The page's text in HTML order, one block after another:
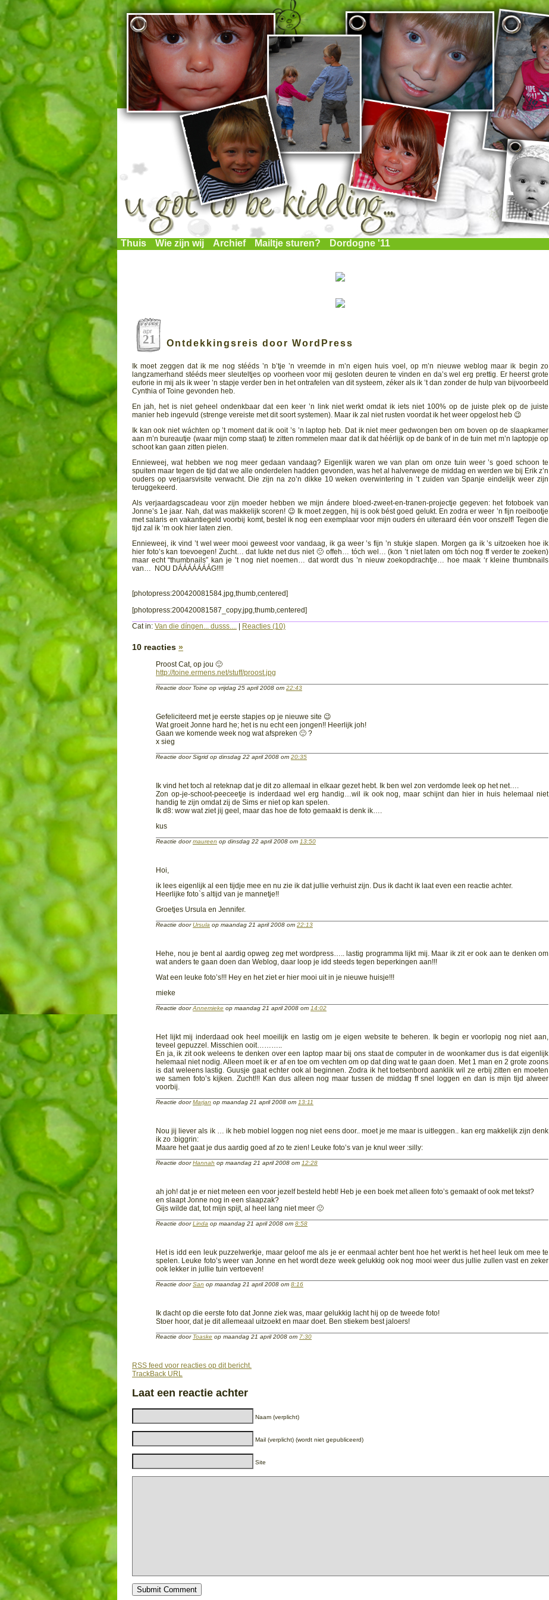
Thuis Wie zijn wij Archief Mailtje sturen? Dordogne '11
apr
21 Ontdekkingsreis door WordPress
Ik moet zeggen dat ik me nog stééds ’n b’tje ’n vreemde in m’n eigen huis voel, op m’n nieuwe weblog maar ik begin zo
langzamerhand stééds meer sleuteltjes op voorheen voor mij gesloten deuren te vinden en da’s wel erg prettig. Er heerst grote
euforie in mij als ik weer ’n stapje verder ben in het ontrafelen van dit systeem, zéker als ik ’t dan zonder de hulp van bijvoorbeeld
Cynthia of Toine gevonden heb.
En jah, het is niet geheel ondenkbaar dat een keer ’n link niet werkt omdat ik iets niet 100% op de juiste plek op de juiste
manier heb ingevuld (strenge vereiste met dit soort systemen). Maar ik zal niet rusten voordat ik het weer opgelost heb 😉
Ik kan ook niet wáchten op ’t moment dat ik ooit ’s ’n laptop heb. Dat ik niet meer gedwongen ben om boven op de slaapkamer
aan m’n bureautje (waar mijn comp staat) te zitten rommelen maar dat ik dat héérlijk op de bank of in de tuin met m’n laptopje op
schoot kan gaan zitten pielen.
Ennieweej, wat hebben we nog meer gedaan vandaag? Eigenlijk waren we van plan om onze tuin weer ’s goed schoon te
spuiten maar tegen de tijd dat we alle onderdelen hadden gevonden, was het al halverwege de middag en werden we bij Erik z’n
ouders op verjaarsvisite verwacht. Die zijn na zo’n dikke 10 weken overwintering in ’t zuiden van Spanje eindelijk weer zijn
teruggekeerd.
Als verjaardagscadeau voor zijn moeder hebben we mijn ándere bloed-zweet-en-tranen-projectje gegeven: het fotoboek van
Jonne’s 1e jaar. Nah, dat was makkelijk scoren! 😉 Ik moet zeggen, hij is ook bést goed gelukt. En zodra er weer ’n fijn roeibootje
met salaris en vakantiegeld voorbij komt, bestel ik nog een exemplaar voor mijn ouders én uiteraard één voor onszelf! Tegen die
tijd zal ik ‘m ook hier laten zien.
Ennieweej, ik vind ’t wel weer mooi geweest voor vandaag, ik ga weer ’s fijn ’n stukje slapen. Morgen ga ik ’s uitzoeken hoe ik
hier foto’s kan toevoegen! Zucht… dat lukte net dus niet 🙁 offeh… tóch wel… (kon ’t niet laten om tóch nog ff verder te zoeken)
maar echt “thumbnails” kan je ’t nog niet noemen… dat wordt dus ’n nieuw zoekopdrachtje… hoe maak ‘r kleine thumbnails
van… NOU DÁÁÁÁÁÁÁG!!!!
[photopress:200420081584.jpg,thumb,centered]
[photopress:200420081587_copy.jpg,thumb,centered]
Cat in: Van die díngen... dusss.... Reacties (10)
10 reacties »
Proost Cat, op jou 🙂
http://toine.ermens.net/stuff/proost.jpg
Reactie door Toine op vrijdag 25 april 2008 om 22:43
Gefeliciteerd met je eerste stapjes op je nieuwe site 😉
Wat groeit Jonne hard he; het is nu echt een jongen!! Heerlijk joh!
Gaan we komende week nog wat afspreken 🙂 ?
x sieg
Reactie door Sigrid op dinsdag 22 april 2008 om 20:35
Ik vind het toch al reteknap dat je dit zo allemaal in elkaar gezet hebt. Ik ben wel zon verdomde leek op het net….
Zon op-je-schoot-peeceetje is inderdaad wel erg handig…wil ik ook nog, maar schijnt dan hier in huis helemaal niet
handig te zijn omdat zij de Sims er niet op kan spelen.
Ik d8: wow wat ziet jij geel, maar das hoe de foto gemaakt is denk ik….
kus
Reactie doormaureen op dinsdag 22 april 2008 om 13:50
Hoi,
ik lees eigenlijk al een tijdje mee en nu zie ik dat jullie verhuist zijn. Dus ik dacht ik laat even een reactie achter.
Heerlijke foto`s altijd van je mannetje!!
Groetjes Ursula en Jennifer.
Reactie doorUrsula op maandag 21 april 2008 om 22:13
Hehe, nou je bent al aardig opweg zeg met wordpress….. lastig programma lijkt mij. Maar ik zit er ook aan te denken om
wat anders te gaan doen dan Weblog, daar loop je idd steeds tegen beperkingen aan!!!
Wat een leuke foto’s!!! Hey en het ziet er hier mooi uit in je nieuwe huisje!!!
mieke
Reactie doorAnnemieke op maandag 21 april 2008 om 14:02
Het lijkt mij inderdaad ook heel moeilijk en lastig om je eigen website te beheren. Ik begin er voorlopig nog niet aan,
teveel gepuzzel. Misschien ooit………..
En ja, ik zit ook weleens te denken over een laptop maar bij ons staat de computer in de woonkamer dus is dat eigenlijk
helemaal niet nodig. Alleen moet ik er af en toe om vechten om op dat ding wat te gaan doen. Met 1 man en 2 grote zoons
is dat weleens lastig. Guusje gaat echter ook al beginnen. Zodra ik het toetsenbord aanklik wil ze erbij zitten en moeten
we samen foto’s kijken. Zucht!!! Kan dus alleen nog maar tussen de middag ff snel loggen en dan is mijn tijd alweer
voorbij.
Reactie doorMarjan op maandag 21 april 2008 om 13:11
Nou jij liever als ik … ik heb mobiel loggen nog niet eens door.. moet je me maar is uitleggen.. kan erg makkelijk zijn denk
ik zo :biggrin:
Maare het gaat je dus aardig goed af zo te zien! Leuke foto’s van je knul weer :silly:
Reactie doorHannah op maandag 21 april 2008 om 12:28
ah joh! dat je er niet meteen een voor jezelf besteld hebt! Heb je een boek met alleen foto’s gemaakt of ook met tekst?
en slaapt Jonne nog in een slaapzak?
Gijs wilde dat, tot mijn spijt, al heel lang niet meer 🙁
Reactie doorLinda op maandag 21 april 2008 om 8:58
Het is idd een leuk puzzelwerkje, maar geloof me als je er eenmaal achter bent hoe het werkt is het heel leuk om mee te
spelen. Leuke foto’s weer van Jonne en het wordt deze week gelukkig ook nog mooi weer dus jullie zullen vast en zeker
ook lekker in jullie tuin vertoeven!
Reactie doorSan op maandag 21 april 2008 om 8:16
Ik dacht op die eerste foto dat Jonne ziek was, maar gelukkig lacht hij op de tweede foto!
Stoer hoor, dat je dit allemeaal uitzoekt en maar doet. Ben stiekem best jaloers!
Reactie door Toaske op maandag 21 april 2008 om 7:30
RSS feed voor reacties op dit bericht.
TrackBack URL
Laat een reactie achter
Naam (verplicht)
Mail (verplicht) (wordt niet gepubliceerd)
Site